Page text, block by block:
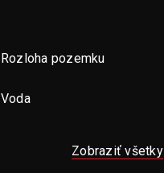
Rozloha pozemku
Voda
Zobraziť všetky